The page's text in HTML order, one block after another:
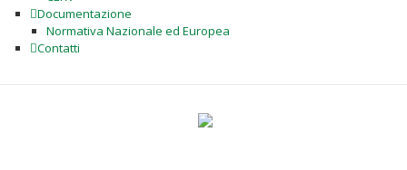
Documentazione
Normativa Nazionale ed Europea
Contatti